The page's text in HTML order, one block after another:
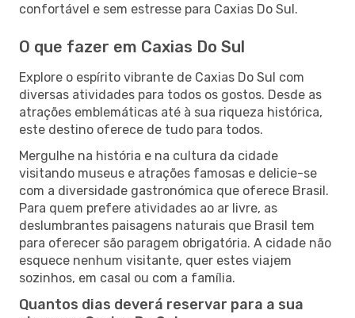
confortável e sem estresse para Caxias Do Sul.
O que fazer em Caxias Do Sul
Explore o espírito vibrante de Caxias Do Sul com
diversas atividades para todos os gostos. Desde as
atrações emblemáticas até à sua riqueza histórica,
este destino oferece de tudo para todos.
Mergulhe na história e na cultura da cidade
visitando museus e atrações famosas e delicie-se
com a diversidade gastronómica que oferece Brasil.
Para quem prefere atividades ao ar livre, as
deslumbrantes paisagens naturais que Brasil tem
para oferecer são paragem obrigatória. A cidade não
esquece nenhum visitante, quer estes viajem
sozinhos, em casal ou com a família.
Quantos dias deverá reservar para a sua